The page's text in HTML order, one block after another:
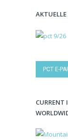
PCT E-